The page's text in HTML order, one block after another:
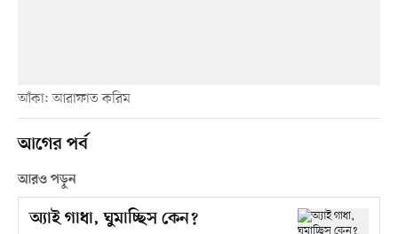
আঁকা: আরাফাত করিম
আগের পর্ব
আরও পড়ুন
অ্যাই গাধা, ঘুমাচ্ছিস কেন?